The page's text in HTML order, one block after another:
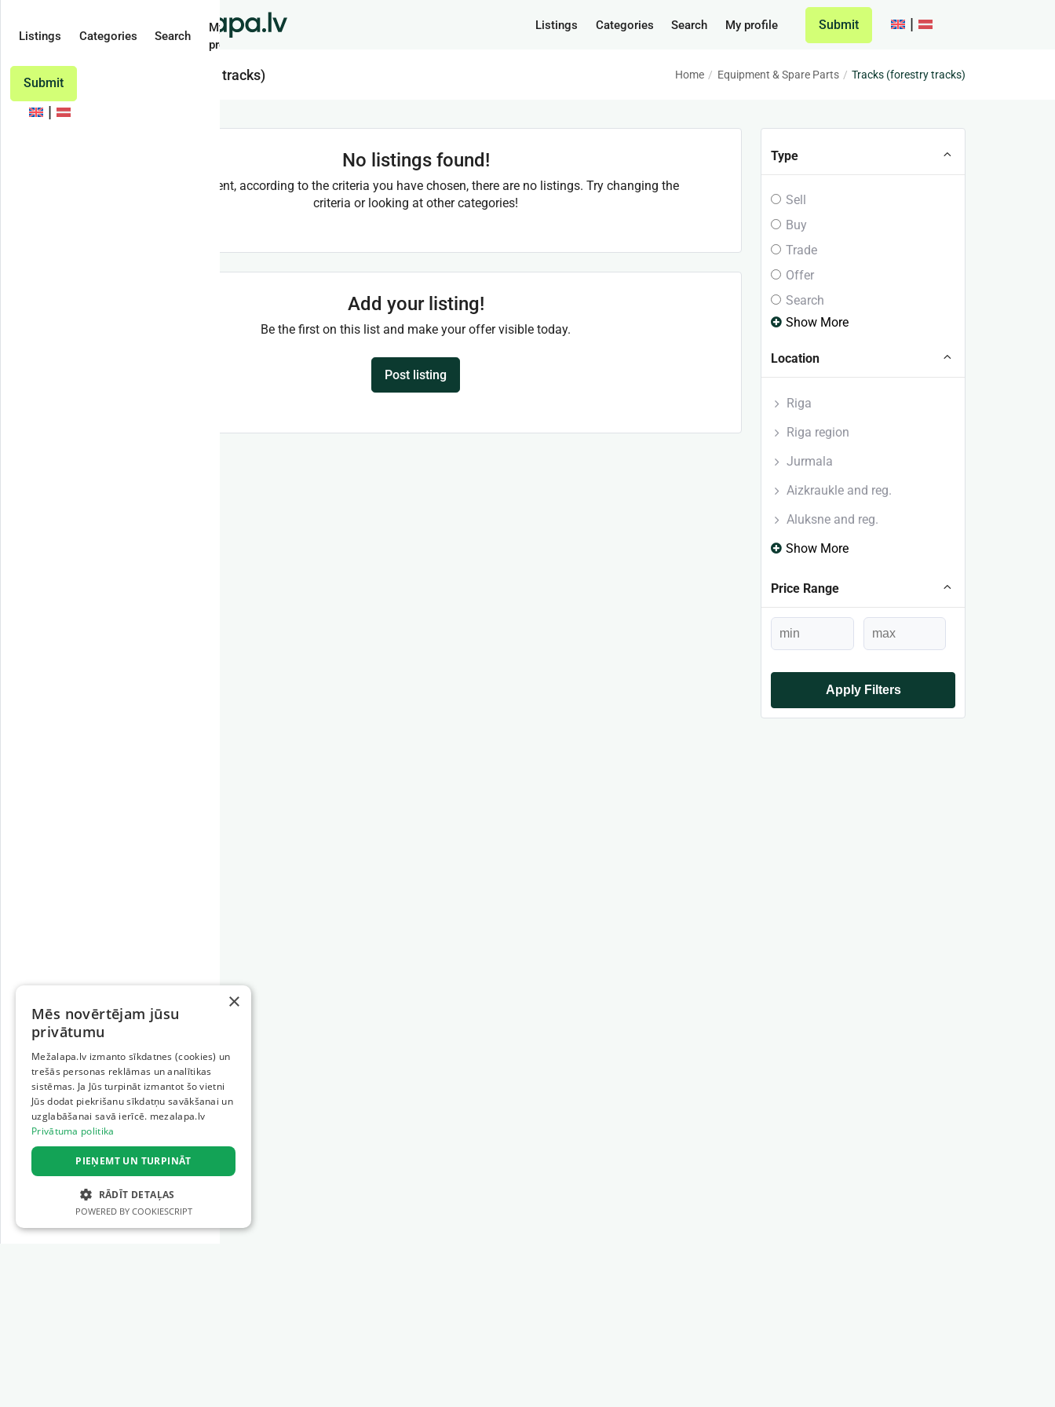
Listings Categories Search My profile Submit
Listings Categories Search
My
profile
Submit
Tracks (forestry tracks) Home Equipment & Spare Parts Tracks (forestry tracks)
No listings found!
At the moment, according to the criteria you have chosen, there are no listings. Try changing the
criteria or looking at other categories!
Add your listing!
Be the first on this list and make your offer visible today.
Post listing
Type
Sell
Buy
Trade
Offer
Search
Show More
Location
Riga
Riga region
Jurmala
Aizkraukle and reg.
Aluksne and reg.
Show More
Price Range
Apply Filters
×
Mēs novērtējam jūsu
privātumu
Mežalapa.lv izmanto sīkdatnes (cookies) un
trešās personas reklāmas un analītikas
sistēmas. Ja Jūs turpināt izmantot šo vietni
Jūs dodat piekrišanu sīkdatņu savākšanai un
uzglabāšanai savā ierīcē. mezalapa.lv
Privātuma politika
PIEŅEMT UN TURPINĀT
RĀDĪT DETAĻAS
POWERED BY COOKIESCRIPT